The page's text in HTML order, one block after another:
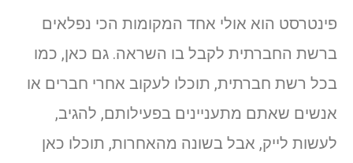
פינטרסט הוא אולי אחד המקומות הכי נפלאים
ברשת החברתית לקבל בו השראה. גם כאן, כמו
בכל רשת חברתית, תוכלו לעקוב אחרי חברים או
אנשים שאתם מתעניינים בפעילותם, להגיב,
לעשות לייק, אבל בשונה מהאחרות, תוכלו כאן